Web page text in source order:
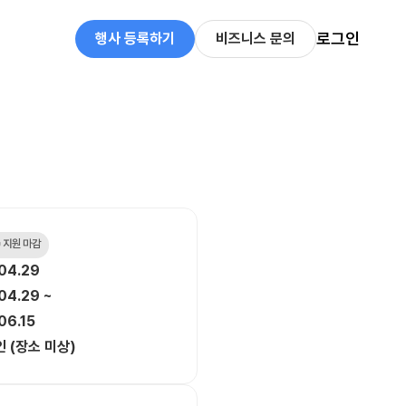
행사 등록하기 비즈니스 문의 로그인
지원 마감
~
(장소 미상)